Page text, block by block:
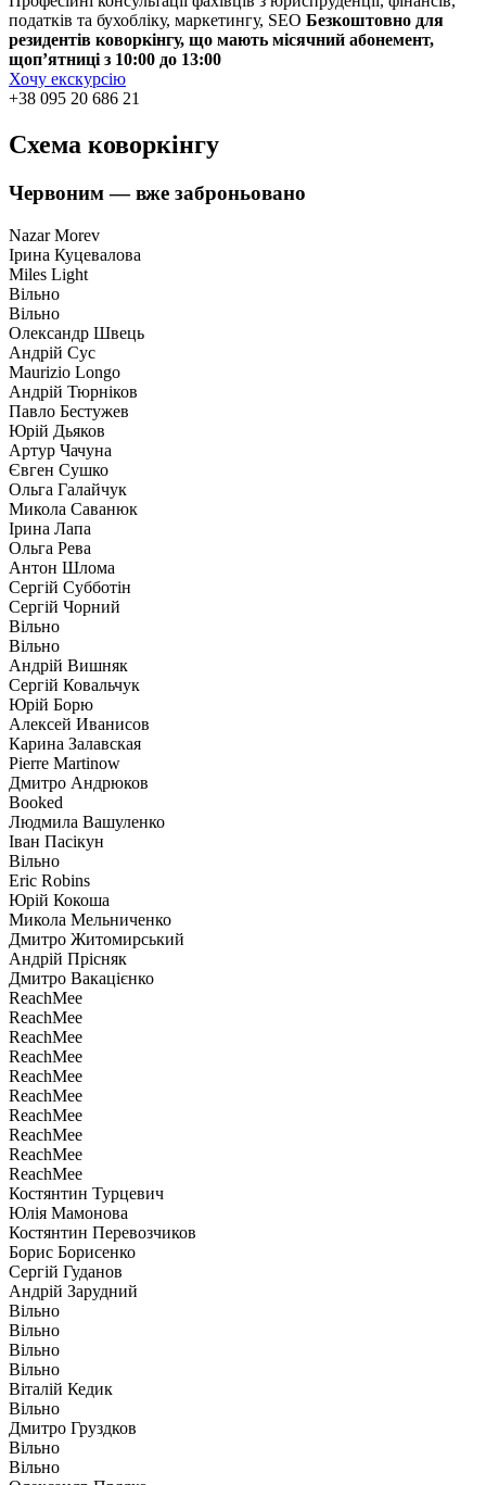
податків та бухобліку, маркетингу, SEO Безкоштовно для
резидентів коворкінгу, що мають місячний абонемент,
щоп’ятниці з 10:00 до 13:00
Хочу екскурсію
+38 095 20 686 21
Схема коворкінгу
Червоним— вже заброньовано
Nazar Morev
Ірина Куцевалова
Miles Light
Вiльно
Вiльно
Олександр Швець
Андрiй Сус
Maurizio Longo
Андрій Тюрніков
Павло Бестужев
Юрій Дьяков
Артур Чачуна
Євген Сушко
Ольга Галайчук
Микола Саванюк
Ірина Лапа
Ольга Рева
Антон Шлома
Сергій Субботін
Сергій Чорний
Вiльно
Вiльно
Андрій Вишняк
Сергій Ковальчук
Юрій Борю
Алексей Иванисов
Карина Залавская
Pierre Martinow
Дмитро Андрюков
Booked
Людмила Вашуленко
Іван Пасікун
Вiльно
Eric Robins
Юрій Кокоша
Микола Мельниченко
Дмитро Житомирський
Андрій Прісняк
Дмитро Вакацієнко
ReachMee
ReachMee
ReachMee
ReachMee
ReachMee
ReachMee
ReachMee
ReachMee
ReachMee
ReachMee
Костянтин Турцевич
Юлія Мамонова
Костянтин Перевозчиков
Борис Борисенко
Сергій Гуданов
Андрій Зарудний
Вiльно
Вiльно
Вiльно
Вiльно
Віталій Кедик
Вiльно
Дмитро Груздков
Вiльно
Вiльно